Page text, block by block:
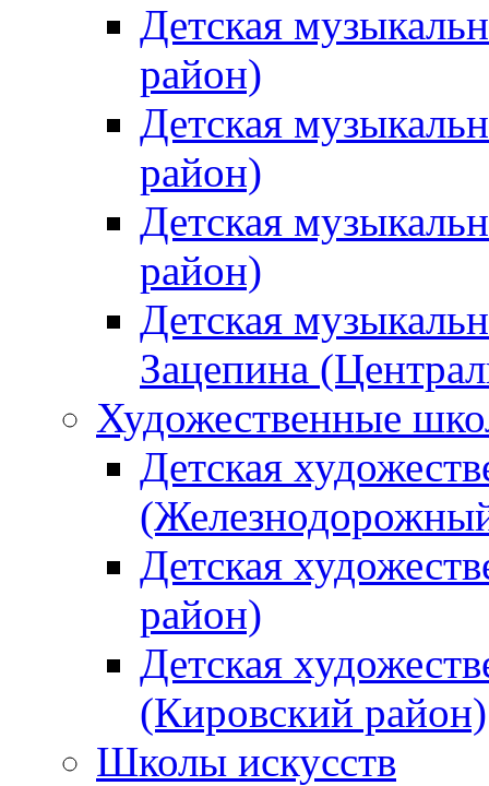
Детская
район)
Детская
район)
Детская
район)
Детская
Зацепина
Художественные
Детская
Детская
район)
Детская
(Кировский район)
Школы искусств